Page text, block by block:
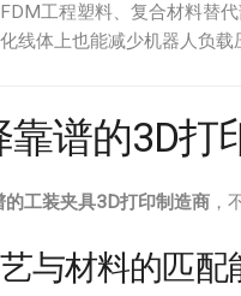
工程塑料、复合材料替
线体上也能减少机器人负载
靠谱的3D打
的工装夹具3D打印制造商 ，
与材料的匹配